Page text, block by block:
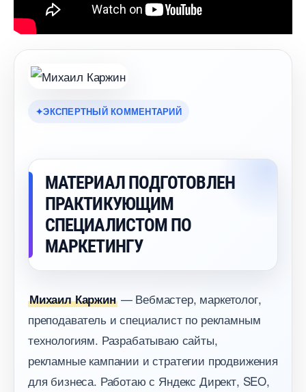
ЭКСПЕРТНЫЙ КОММЕНТАРИЙ
МАТЕРИАЛ ПОДГОТОВЛЕН
ПРАКТИКУЮЩИМ
СПЕЦИАЛИСТОМ ПО
МАРКЕТИНГУ
Михаил Каржин— Вебмастер, маркетолог,
преподаватель и специалист по рекламным
технологиям. Разрабатываю сайты,
рекламные кампании и стратегии продвижения
для бизнеса. Работаю с Яндекс Директ, SEO,